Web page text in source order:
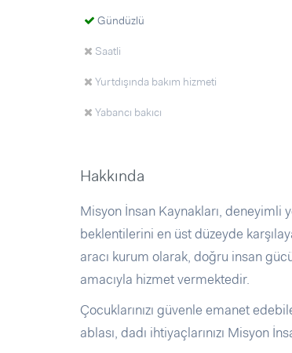
Gündüzlü
Saatli
Yurtdışında bakım hizmeti
Yabancı bakıcı
Hakkında
Misyon İnsan Kaynakları,
beklentilerini en üst düzeyde
aracı kurum olarak, doğru insan
amacıyla hizmet vermektedir.
Çocuklarınızı güvenle emanet
ablası, dadı ihtiyaçlarınızı Misyon